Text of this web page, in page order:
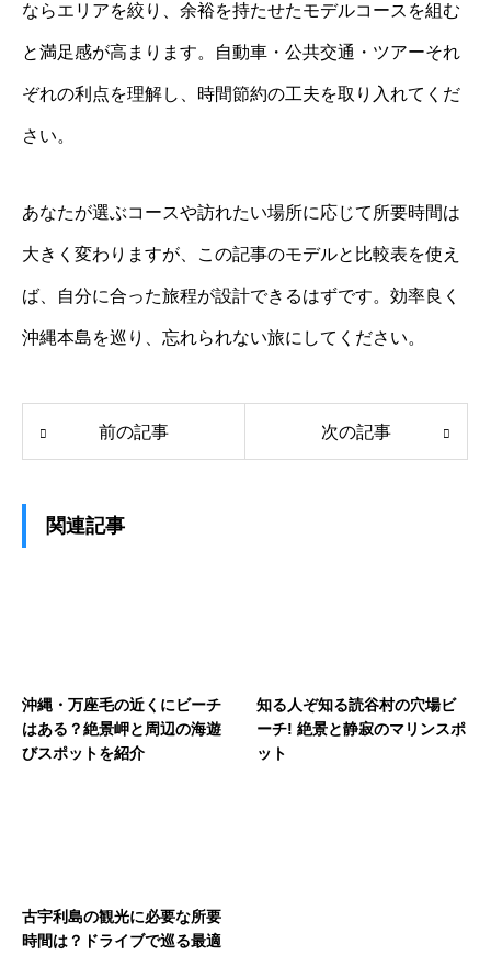
ならエリアを絞り、余裕を持たせたモデルコースを組む
と満足感が高まります。自動車・公共交通・ツアーそれ
ぞれの利点を理解し、時間節約の工夫を取り入れてくだ
さい。
あなたが選ぶコースや訪れたい場所に応じて所要時間は
大きく変わりますが、この記事のモデルと比較表を使え
ば、自分に合った旅程が設計できるはずです。効率良く
沖縄本島を巡り、忘れられない旅にしてください。
前の記事 次の記事
関連記事
沖縄・万座毛の近くにビーチ
はある？絶景岬と周辺の海遊
びスポットを紹介
知る人ぞ知る読谷村の穴場ビ
ーチ! 絶景と静寂のマリンスポ
ット
古宇利島の観光に必要な所要
時間は？ドライブで巡る最適